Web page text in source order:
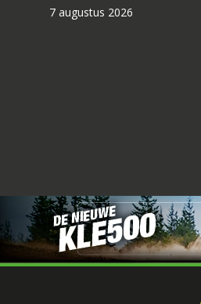
7 augustus 2026